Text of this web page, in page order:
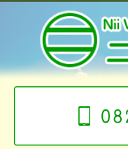
ホーム
会社案内